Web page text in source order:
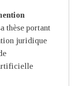
thèse portant
juridique